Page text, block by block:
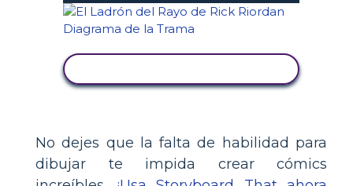
No dejes que la falta de habilidad para
dibujar te impida crear cómics